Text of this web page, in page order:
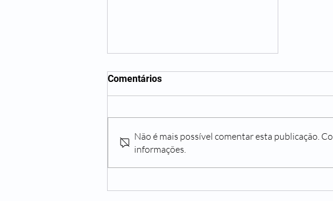
Depressão Após Cirurgia
Comentários
Não é mais possível comentar esta publicação.
informações.